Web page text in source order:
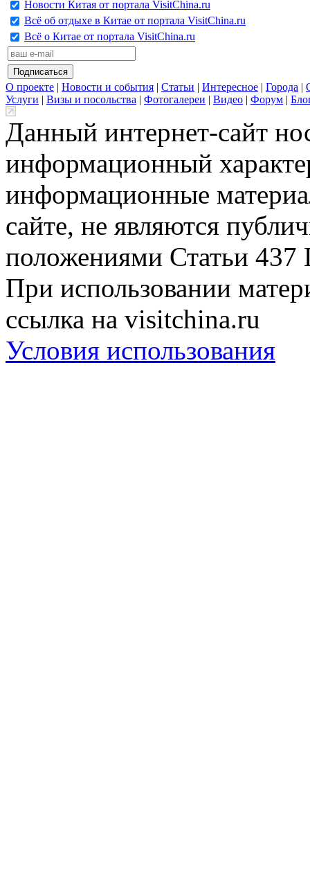
Новости Китая от портала VisitChina.ru
Всё об отдыхе в Китае от портала VisitChina.ru
Всё о Китае от портала VisitChina.ru
О проекте | Новости и события | Статьи | Интересное | Города |
Услуги | Визы и посольства | Фотогалереи | Видео | Форум |
Данный интернет-сайт
информационный
информационные
сайте, не являются
положениями Статьи 437
При использовании
ссылка на visitchina.ru
Условия использования